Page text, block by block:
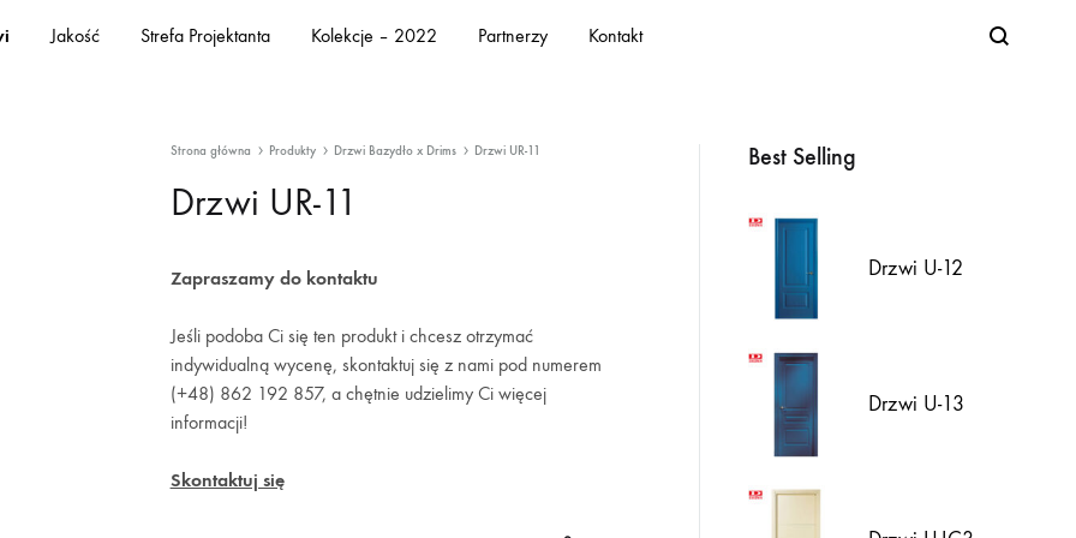
Jakość Strefa Projektanta Kolekcje – 2022 Partnerzy Kontakt Search
Strona główna Produkty Drzwi Bazydło x Drims Drzwi UR-11
Drzwi UR-11
Zapraszamy do kontaktu
Jeśli podoba Ci się ten produkt i chcesz otrzymać
indywidualną wycenę, skontaktuj się z nami pod numerem
(+48) 862 192 857, a chętnie udzielimy Ci więcej
informacji!
Skontaktuj się
Best Selling
Drzwi U-12
Drzwi U-13